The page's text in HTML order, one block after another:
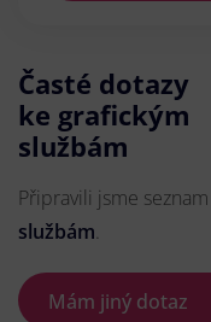
Časté dotazy
ke grafickým
službám
Připravili jsme
službám.
Mám jiný dotaz